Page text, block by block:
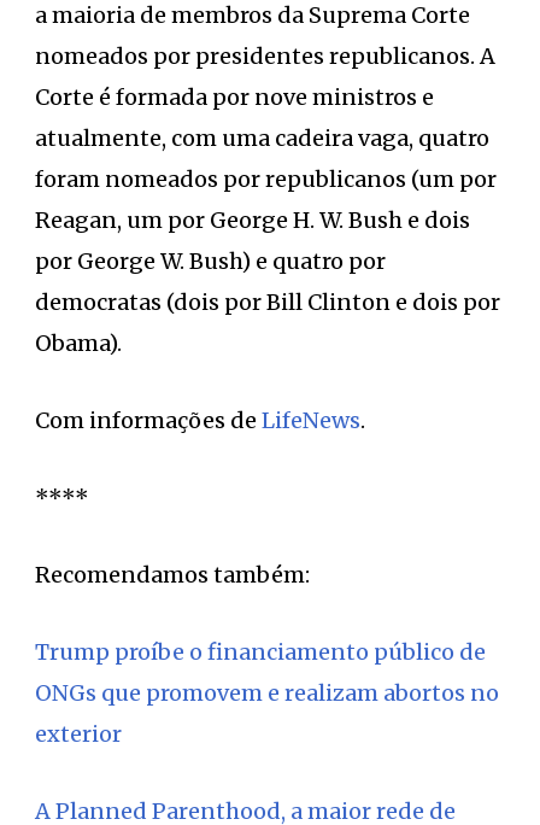
a maioria de membros da Suprema Corte
nomeados por presidentes republicanos. A
Corte é formada por nove ministros e
atualmente, com uma cadeira vaga, quatro
foram nomeados por republicanos (um por
Reagan, um por George H. W. Bush e dois
por George W. Bush) e quatro por
democratas (dois por Bill Clinton e dois por
Obama).
Com informações de LifeNews.
****
Recomendamos também:
Trump proíbe o financiamento público de
ONGs que promovem e realizam abortos no
exterior
A Planned Parenthood, a maior rede de